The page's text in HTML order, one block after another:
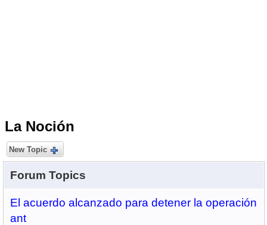
La Noción
New Topic
Forum Topics
El acuerdo alcanzado para detener la operación
ant